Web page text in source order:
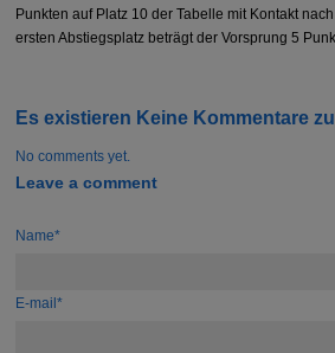
Punkten auf Platz 10 der Tabelle mit Kontakt
ersten Abstiegsplatz beträgt der Vorsprung 5
Es existieren Keine Kommentare
No comments yet.
Leave a comment
Name*
E-mail*